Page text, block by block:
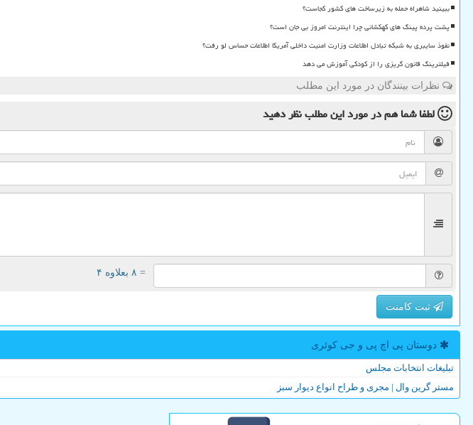
ببینید شاهراه حمله به زیرساخت های کشور کجاست؟
پشت پرده پینگ های کهکشانی چرا اینترنت امروز بی جان است؟
نفوذ سایبری به شبکه تبادل اطلاعات وزارت امنیت داخلی آمریکا اطلاعات حساس لو رفت؟
فیلترینگ قانون گریزی را از کودکی آموزش می دهد
نظرات بینندگان در مورد این مطلب
لطفا شما همدر مورد این مطلبنظر دهید
= ۸ بعلاوه ۴
ثبت کامنت
دوستان پی اچ پی و جی كوئری
تبلیغات انتخابات مجلس
مستر گرین وال | مجری و طراح انواع دیوار سبز